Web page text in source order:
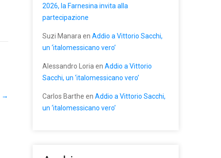
→
2026, la Farnesina invita alla
partecipazione
Suzi Manara en Addio a Vittorio Sacchi,
un ‘italomessicano vero’
Alessandro Loria en Addio a Vittorio
Sacchi, un ‘italomessicano vero’
Carlos Barthe en Addio a Vittorio Sacchi,
un ‘italomessicano vero’